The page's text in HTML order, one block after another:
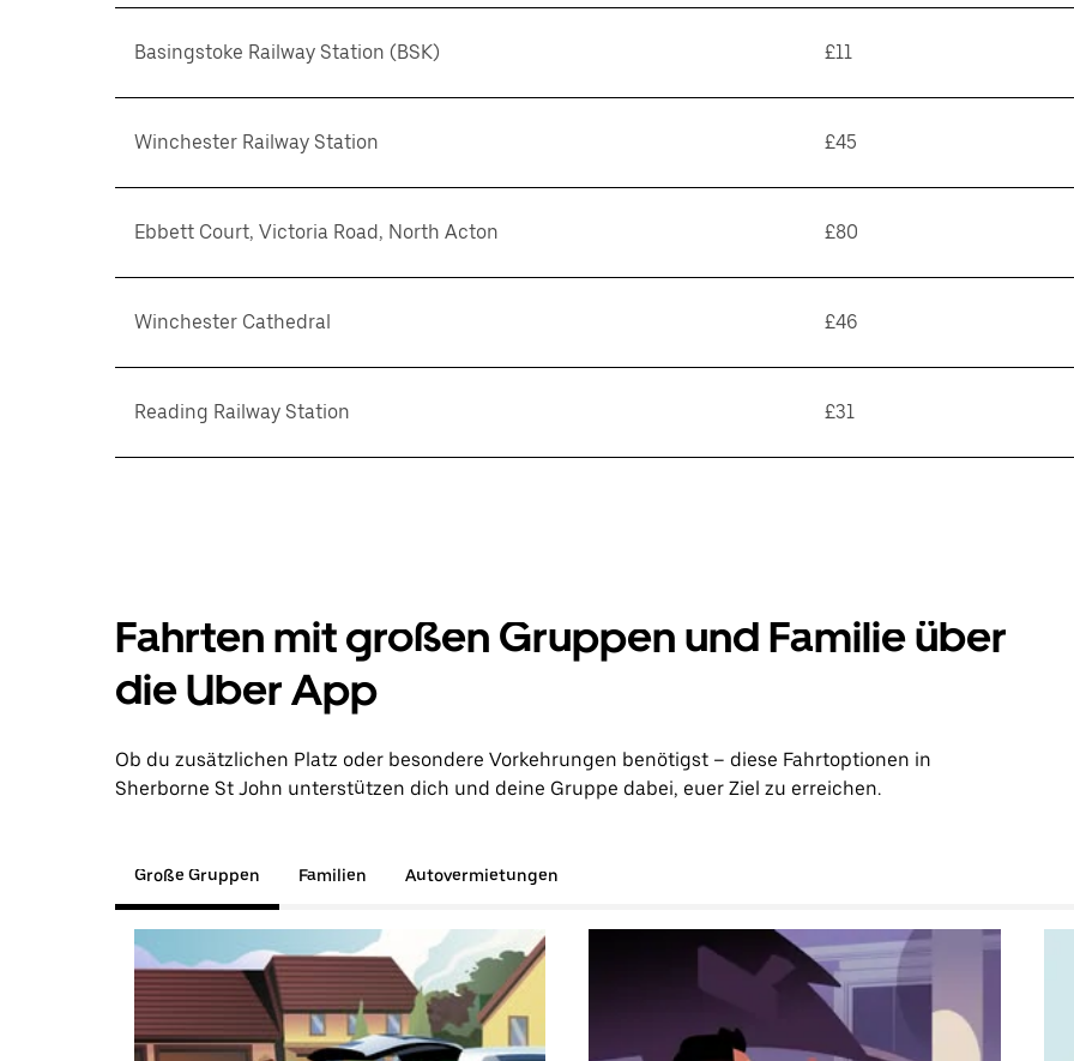
Basingstoke Railway Station (BSK) £11
Winchester Railway Station £45
Ebbett Court, Victoria Road, North Acton £80
Winchester Cathedral £46
Reading Railway Station £31
Fahrten mit großen Gruppen und Familie über
die Uber App
Ob du zusätzlichen Platz oder besondere Vorkehrungen benötigst – diese Fahrtoptionen in
Sherborne St John unterstützen dich und deine Gruppe dabei, euer Ziel zu erreichen.
Große Gruppen Familien Autovermietungen